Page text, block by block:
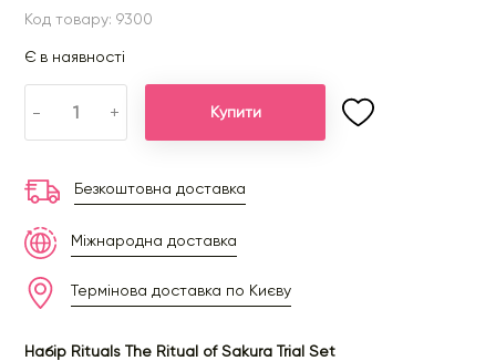
Код товару: 9300
Є в наявності
- + Купити
Безкоштовна доставка
Міжнародна доставка
Термінова доставка по Києву
Набір Rituals The Ritual of Sakura Trial Set